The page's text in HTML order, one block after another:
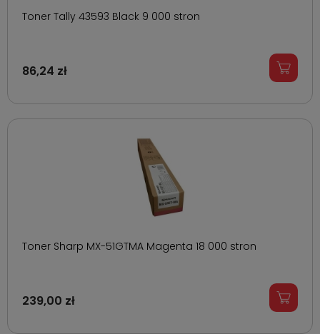
Toner Tally 43593 Black 9 000 stron
86,24 zł
Toner Sharp MX-51GTMA Magenta 18 000 stron
239,00 zł